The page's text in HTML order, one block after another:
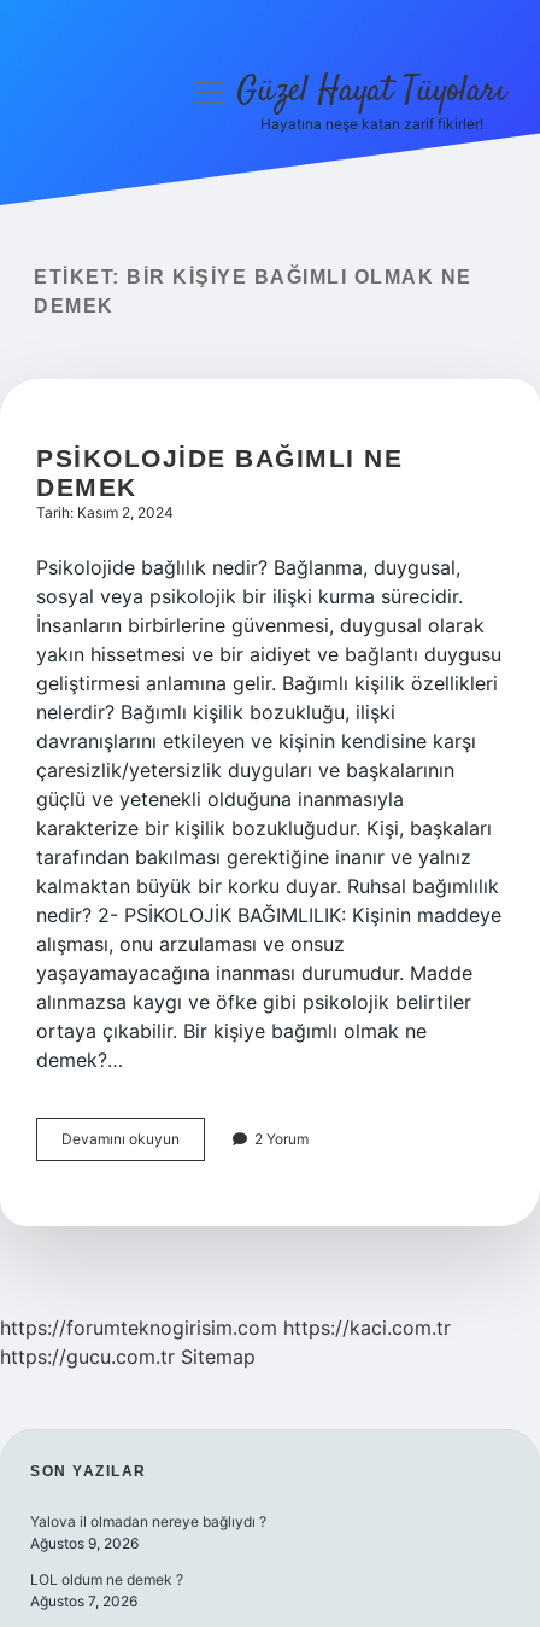
Yasal Uyarı
menüyüGüzel Hayat Tüyoları
Hayatına neşe katan zarif fikirler!
ETIKET:
BIR KIŞIYE BAĞIMLI OLMAK NE
DEMEK
PSIKOLOJIDE BAĞIMLI NE
DEMEK
Tarih: Kasım 2, 2024
Psikolojide bağlılık nedir? Bağlanma, duygusal,
sosyal veya psikolojik bir ilişki kurma sürecidir.
İnsanların birbirlerine güvenmesi, duygusal olarak
yakın hissetmesi ve bir aidiyet ve bağlantı duygusu
geliştirmesi anlamına gelir. Bağımlı kişilik özellikleri
nelerdir? Bağımlı kişilik bozukluğu, ilişki
davranışlarını etkileyen ve kişinin kendisine karşı
çaresizlik/yetersizlik duyguları ve başkalarının
güçlü ve yetenekli olduğuna inanmasıyla
karakterize bir kişilik bozukluğudur. Kişi, başkaları
tarafından bakılması gerektiğine inanır ve yalnız
kalmaktan büyük bir korku duyar. Ruhsal bağımlılık
nedir? 2- PSİKOLOJİK BAĞIMLILIK: Kişinin maddeye
alışması, onu arzulaması ve onsuz
yaşayamayacağına inanması durumudur. Madde
alınmazsa kaygı ve öfke gibi psikolojik belirtiler
ortaya çıkabilir. Bir kişiye bağımlı olmak ne
demek?…
Devamını okuyun Psikolojide
Bağımlı
2 Yorum
https://forumteknogirisim.com https://kaci.com.tr
https://gucu.com.tr Sitemap
SIDEBAR
SON YAZILAR
Yalova il olmadan nereye bağlıydı ?
Ağustos 9, 2026
LOL oldum ne demek ?
Ağustos 7, 2026